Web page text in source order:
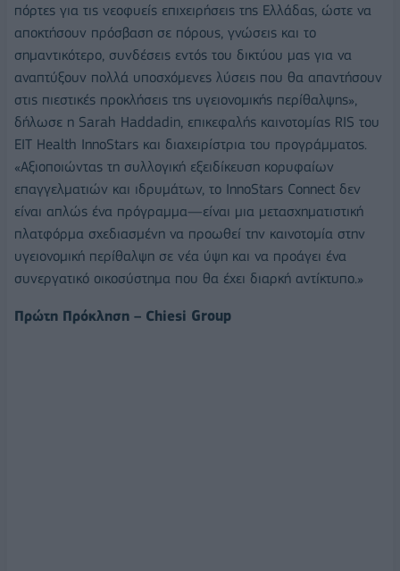
πόρτες για τις νεοφυείς επιχειρήσεις της Ελλάδας, ώστε να
αποκτήσουν πρόσβαση σε πόρους, γνώσεις και το
σημαντικότερο, συνδέσεις εντός του δικτύου μας για να
αναπτύξουν πολλά υποσχόμενες λύσεις που θα απαντήσουν
στις πιεστικές προκλήσεις της υγειονομικής περίθαλψης»,
δήλωσε η Sarah Haddadin, επικεφαλής καινοτομίας RIS του
EIT Health InnoStars και διαχειρίστρια του προγράμματος.
«Αξιοποιώντας τη συλλογική εξειδίκευση κορυφαίων
επαγγελματιών και ιδρυμάτων, το InnoStars Connect δεν
είναι απλώς ένα πρόγραμμα—είναι μια μετασχηματιστική
πλατφόρμα σχεδιασμένη να προωθεί την καινοτομία στην
υγειονομική περίθαλψη σε νέα ύψη και να προάγει ένα
συνεργατικό οικοσύστημα που θα έχει διαρκή αντίκτυπο.»
Πρώτη Πρόκληση – Chiesi Group